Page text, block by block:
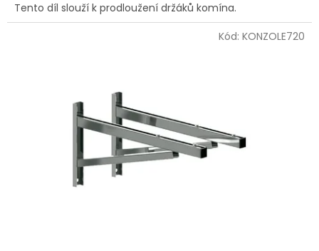
Tento díl slouží k prodloužení držáků komína.
Kód: KONZOLE720